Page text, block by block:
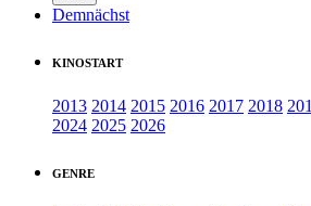
Demnächst
KINOSTART
2013 2014 2015 2016 2017 2018
2024 2025 2026
GENRE